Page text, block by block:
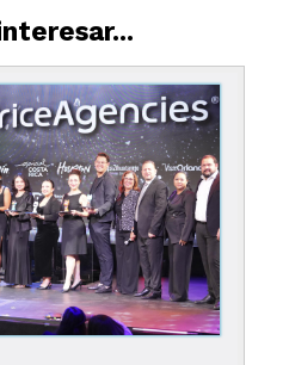
mínimas y el
planes de viaje, un
Volaris trabajaba en
parecía ir contra toda
había paralizado a la
sin embargo, en medio
una apuesta que hoy se
más
de Volaris.